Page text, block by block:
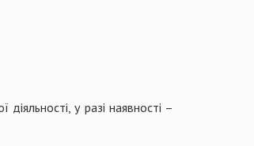
у разі наявності –